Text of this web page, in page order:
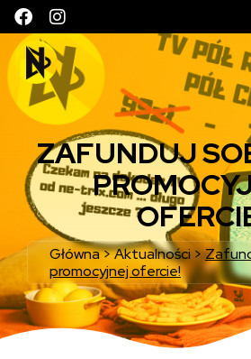
ZAFUNDUJ
Główna>Aktualności>
promocyjnej ofercie!